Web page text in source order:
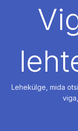
PALKAMA
Lehekülge, mida